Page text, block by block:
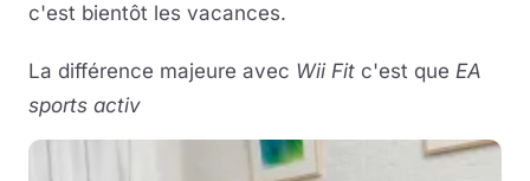
c'est bientôt les vacances.
La différence majeure avec Wii Fit c'est que EA
sports activ